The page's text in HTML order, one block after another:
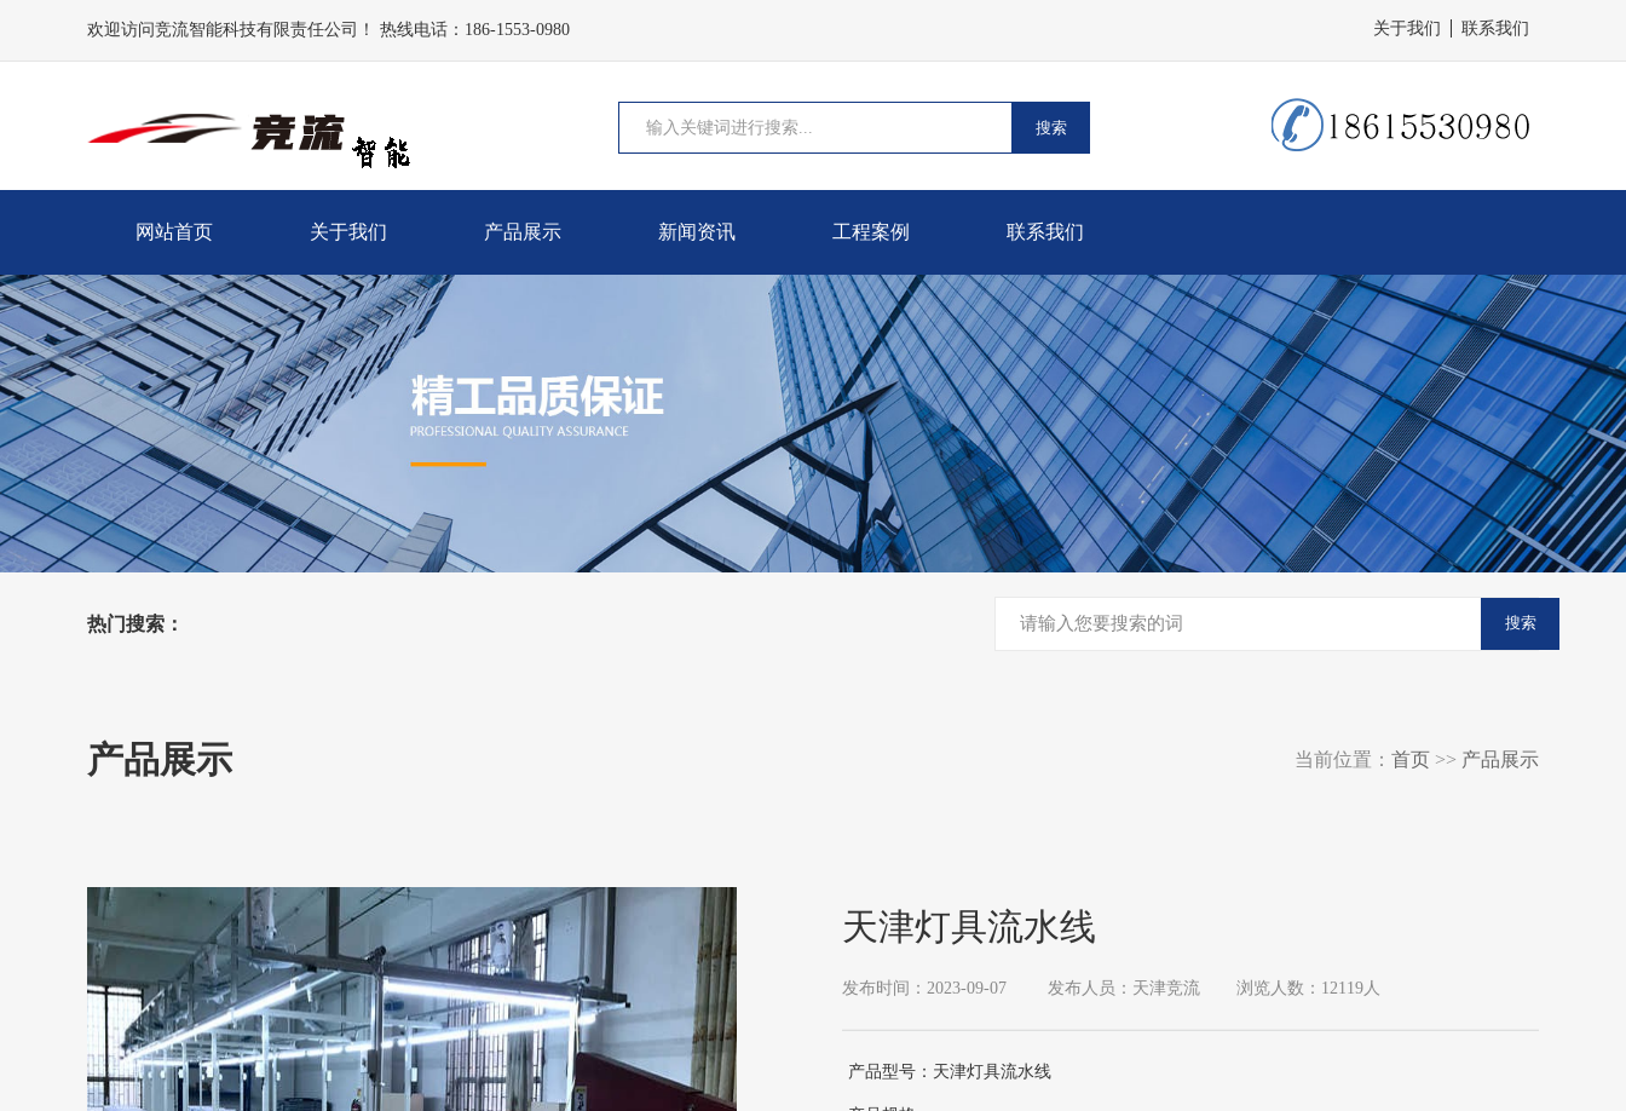
欢迎访问竞流智能科技有限责任公司！ 热线电话：186-1553-0980 关于我们 联系我们
搜索
网站首页 关于我们 产品展示 新闻资讯 工程案例 联系我们
热门搜索： 搜索
产品展示 当前位置： 首页 >> 产品展示
天津灯具流水线
发布时间：2023-09-07 发布人员：天津竞流 浏览人数：12119人
产品型号：天津灯具流水线